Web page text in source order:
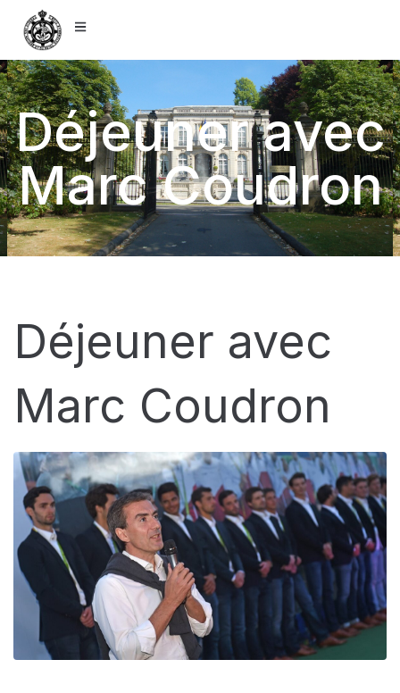
Déjeuner avec
Marc Coudron
Déjeuner avec
Marc Coudron